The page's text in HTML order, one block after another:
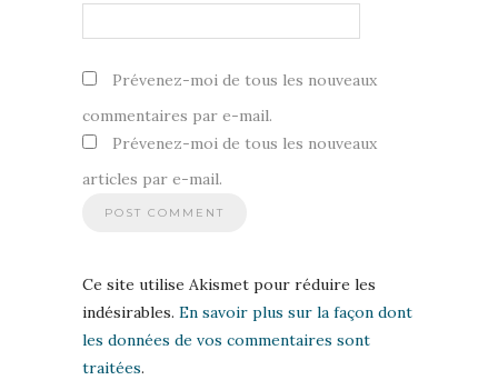
Prévenez-moi de tous les nouveaux
commentaires par e-mail.
Prévenez-moi de tous les nouveaux
articles par e-mail.
Ce site utilise Akismet pour réduire les
indésirables. En savoir plus sur la façon dont
les données de vos commentaires sont
traitées.